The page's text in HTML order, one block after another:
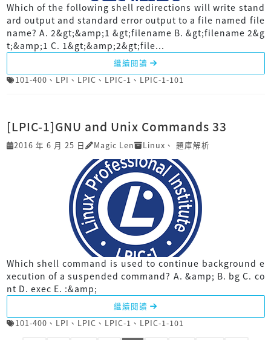
Which of the following shell redirections will write stand
ard output and standard error output to a file named file
name? A. 2&gt;&amp;1 &gt;filename B. &gt;filename 2&g
t;&amp;1 C. 1&gt;&amp;2&gt;file...
繼續閱讀
101-400 、 LPI 、 LPIC 、 LPIC-1 、 LPIC-1-101
[LPIC-1]GNU and Unix Commands 33
2016 年 6 月 25 日 Magic Len Linux 、 題庫解析
Which shell command is used to continue background e
xecution of a suspended command? A. &amp; B. bg C. co
nt D. exec E. :&amp;
繼續閱讀
101-400 、 LPI 、 LPIC 、 LPIC-1 、 LPIC-1-101